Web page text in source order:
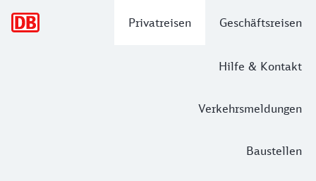
Privatreisen Geschäftsreisen
Hilfe & Kontakt
Verkehrsmeldungen
Baustellen